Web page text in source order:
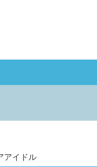
アイドル